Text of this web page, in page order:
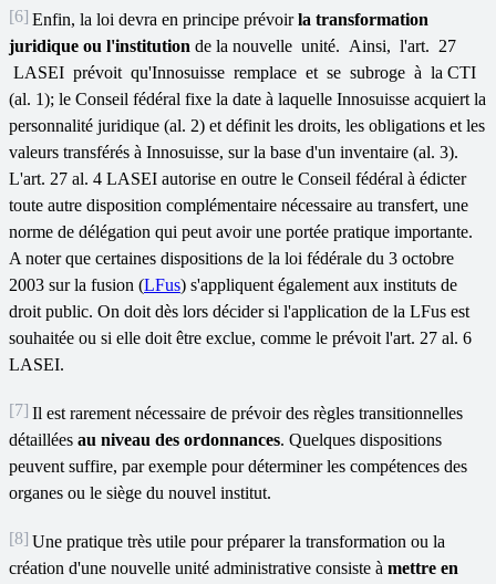
[6] Enfin, la loi devra en principe prévoirla transformation
juridique ou l'institution de la nouvelle unité. Ainsi, l'art. 27
LASEI prévoit qu'Innosuisse remplace et se subroge à la CTI
(al. 1); le Conseil fédéral fixe la date à laquelle Innosuisse acquiert la
personnalité juridique (al. 2) et définit les droits, les obligations et les
valeurs transférés à Innosuisse, sur la base d'un inventaire (al. 3).
L'art. 27 al. 4 LASEI autorise en outre le Conseil fédéral à édicter
toute autre disposition complémentaire nécessaire au transfert, une
norme de délégation qui peut avoir une portée pratique importante.
A noter que certaines dispositions de la loi fédérale du 3 octobre
2003 sur la fusion (LFus) s'appliquent également aux instituts de
droit public. On doit dès lors décider si l'application de la LFus est
souhaitée ou si elle doit être exclue, comme le prévoit l'art. 27 al. 6
LASEI.
[7] Il est rarement nécessaire de prévoir des règles transitionnelles
détaillées au niveau des ordonnances. Quelques dispositions
peuvent suffire, par exemple pour déterminer les compétences des
organes ou le siège du nouvel institut.
[8] Une pratique très utile pour préparer la transformation ou la
création d'une nouvelle unité administrative consiste à mettre en